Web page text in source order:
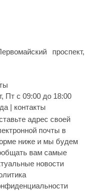
проспект,
Пт с 09:00 до 18:00
| контакты
адрес своей
почты в
ниже и мы будем
вам самые
новости